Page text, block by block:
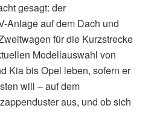
gesagt: der
Anlage auf dem Dach und
für die Kurzstrecke
Modellauswahl von
Kia bis Opel leben, sofern er
will – auf dem
aus, und ob sich